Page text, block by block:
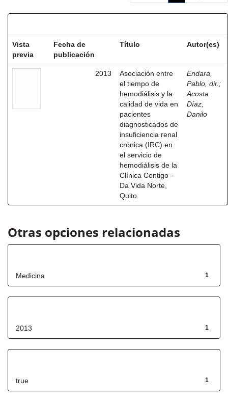
Vista
previa
Fecha de
publicación
Título Autor(es)
2013
Asociación entre
el tiempo de
hemodiálisis y la
calidad de vida en
pacientes
diagnosticados de
insuficiencia renal
crónica (IRC) en
el servicio de
hemodiálisis de la
Clínica Contigo -
Da Vida Norte,
Quito.
Endara,
Pablo, dir. ;
Acosta
Díaz,
Danilo
Otras opciones relacionadas
1
Medicina
1
2013
1
true